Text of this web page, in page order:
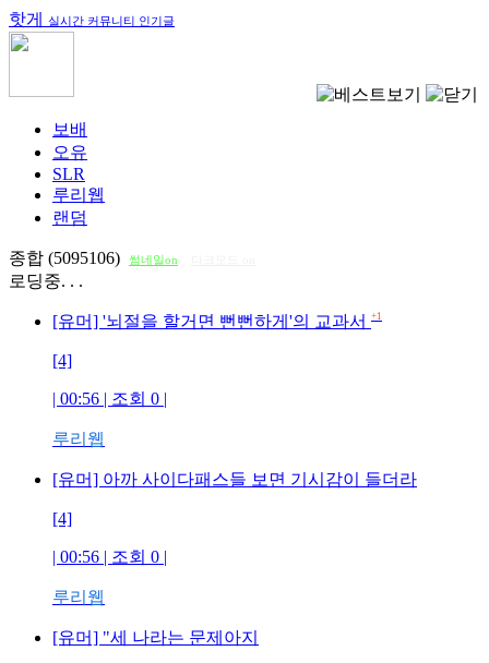
핫게 실시간 커뮤니티 인기글
보배
오유
SLR
루리웹
랜덤
종합 (5095106) 썸네일on
로딩중. . .
[유머] '뇌절을 할거면 뻔뻔하게'의 교과서 +1
[4]
| 00:56 | 조회 0 |
루리웹
[유머] 아까 사이다패스들 보면 기시감이 들더라
[4]
| 00:56 | 조회 0 |
루리웹
[유머] "세 나라는 문제아지